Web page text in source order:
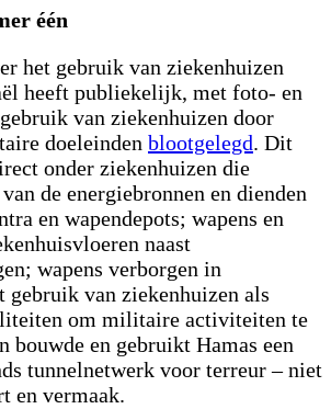
één
het gebruik van ziekenhuizen
heeft publiekelijk, met foto- en
van ziekenhuizen door
doeleinden blootgelegd. Dit
onder ziekenhuizen die
de energiebronnen en dienden
en wapendepots; wapens en
naast
wapens verborgen in
gebruik van ziekenhuizen als
om militaire activiteiten te
bouwde en gebruikt Hamas een
tunnelnetwerk voor terreur – niet
en vermaak.